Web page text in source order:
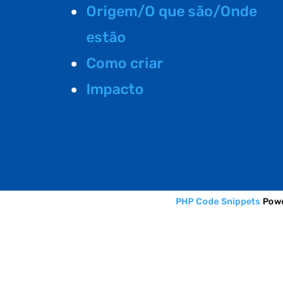
Origem/O que são/Onde
estão
Como criar
Impacto
PHP Code Snippets